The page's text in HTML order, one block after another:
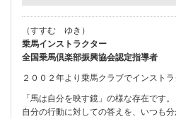
（すすむ ゆき）
乗馬インストラクター
全国乗馬倶楽部振興協会認定指導者
２００２年より乗馬クラブでインスト
「馬は自分を映す鏡」の様な存在です。
自分の行動に対しての答えを、いつも分